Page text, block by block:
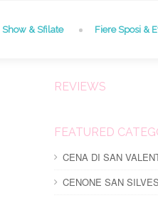
& Sfilate Fiere Sposi &
REVIEWS
FEATURED
CENA DI SAN
CENONE SAN